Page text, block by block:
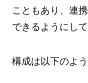
こともあり、連
できるようにして
構成は以下のよ